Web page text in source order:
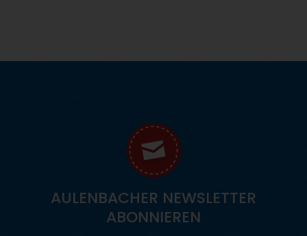
AULENBACHER NEWSLETTER
ABONNIEREN